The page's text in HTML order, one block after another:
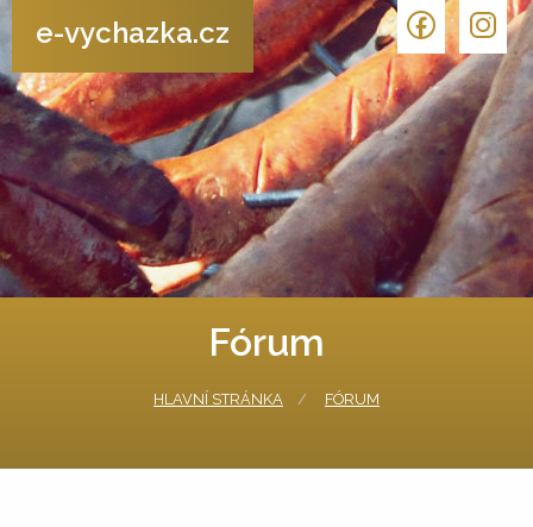
e-vychazka.cz
Fórum
HLAVNÍ STRÁNKA FÓRUM